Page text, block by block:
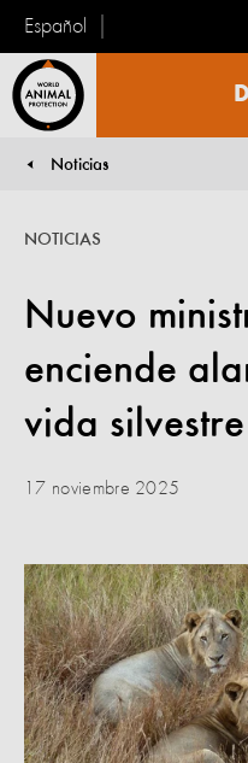
Español
Animal
Noticias
Nuevo
enciende
vida silvestre
NOTICIAS
17 noviembre 2025